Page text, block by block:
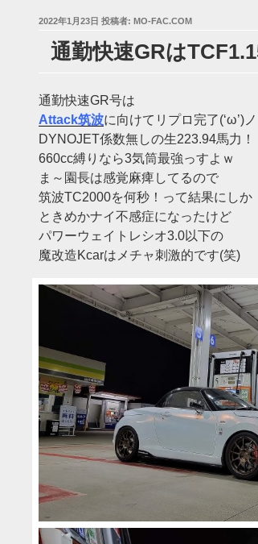
投
2022年1月23日 投稿者: MO-FAC.COM
通勤快速GRは
通勤快速GR号は
Attack筑波に向けてリプロ完了(‘ω’)ノ
DYNOJET係数無しの生223.94馬力！
660cc縛りなら3気筒最強っすよｗ
ま～園長は感覚麻痺してるので
筑波TC2000を何秒！って結果にしか
ときめかナイ不感症になったけど
パワーウェイトレシオ3.0以下の
魔改造Kcarはメチャ刺激的です(笑)